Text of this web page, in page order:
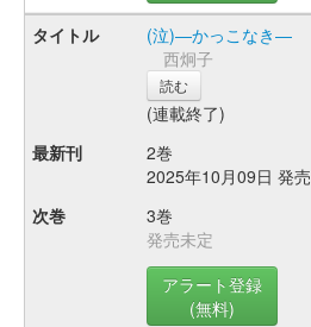
(泣)―かっこなき―
西炯子
読む
(連載終了)
2巻
2025年10月09日 発売
3巻
発売未定
アラート登録
(無料)